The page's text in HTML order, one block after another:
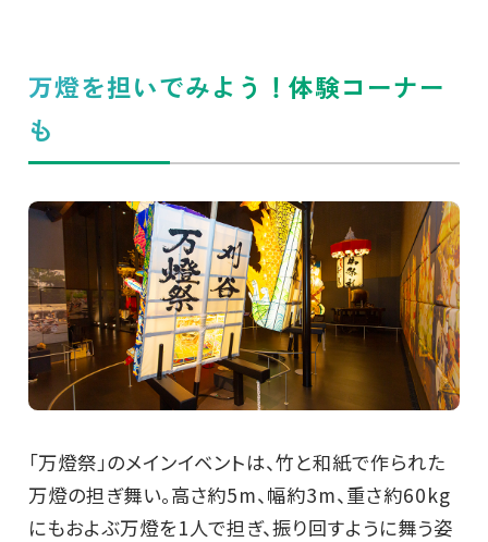
万燈を担いでみよう！体験コーナー
も
「万燈祭」のメインイベントは、竹と和紙で作られた
万燈の担ぎ舞い。高さ約5m、幅約3m、重さ約60kg
にもおよぶ万燈を1人で担ぎ、振り回すように舞う姿